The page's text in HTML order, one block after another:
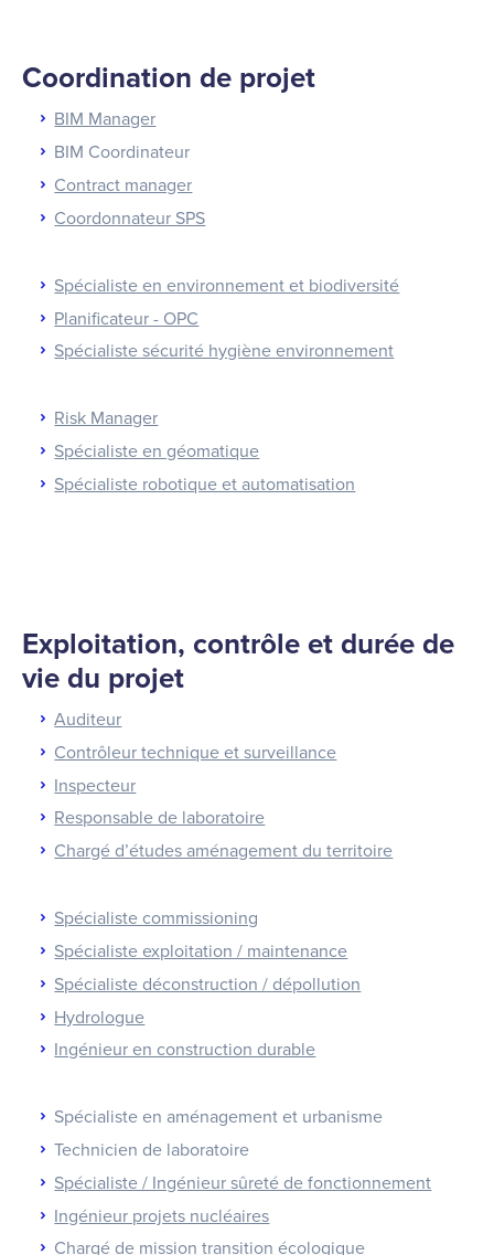
Coordination de projet
BIM Manager
BIM Coordinateur
Contract manager
Coordonnateur SPS
Spécialiste en environnement et biodiversité
Planificateur - OPC
Spécialiste sécurité hygiène environnement
Risk Manager
Spécialiste en géomatique
Spécialiste robotique et automatisation
Exploitation, contrôle et durée de
vie du projet
Auditeur
Contrôleur technique et surveillance
Inspecteur
Responsable de laboratoire
Chargé d’études aménagement du territoire
Spécialiste commissioning
Spécialiste exploitation / maintenance
Spécialiste déconstruction / dépollution
Hydrologue
Ingénieur en construction durable
Spécialiste en aménagement et urbanisme
Technicien de laboratoire
Spécialiste / Ingénieur sûreté de fonctionnement
Ingénieur projets nucléaires
Chargé de mission transition écologique